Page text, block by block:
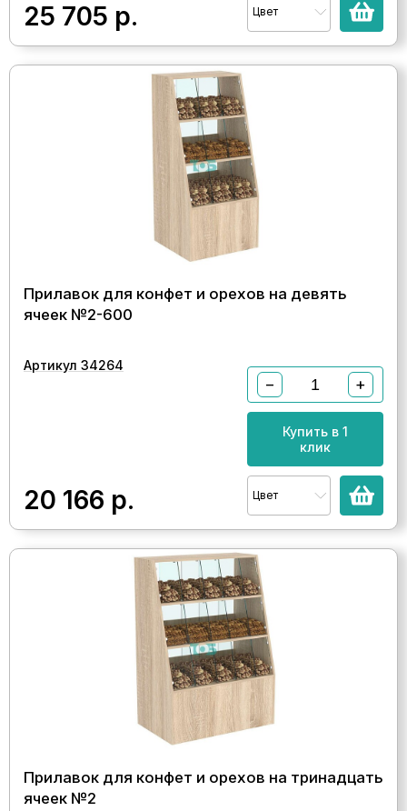
25 705 р. Цвет
Прилавок для конфет и орехов на девять
ячеек №2-600
Артикул 34264
20 166 р.
− +
Купить в 1
клик
Цвет
Прилавок для конфет и орехов на тринадцать
ячеек №2